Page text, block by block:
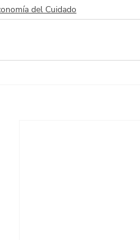
del Cuidado